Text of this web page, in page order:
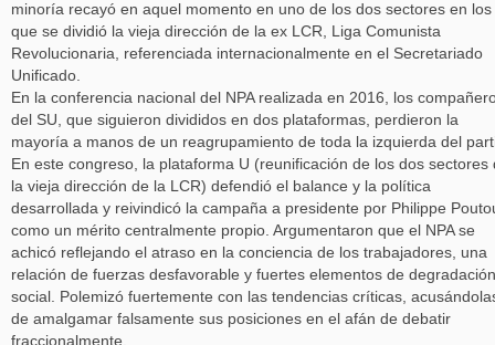
minoría recayó en aquel momento en uno de los dos sectores en los
que se dividió la vieja dirección de la ex LCR, Liga Comunista
Revolucionaria, referenciada internacionalmente en el Secretariado
Unificado.
En la conferencia nacional del NPA realizada en 2016, los
del SU, que siguieron divididos en dos plataformas, perdieron la
mayoría a manos de un reagrupamiento de toda la izquierda del
En este congreso, la plataforma U (reunificación de los dos sectores
la vieja dirección de la LCR) defendió el balance y la política
desarrollada y reivindicó la campaña a presidente por Philippe
como un mérito centralmente propio. Argumentaron que el NPA se
achicó reflejando el atraso en la conciencia de los trabajadores, una
relación de fuerzas desfavorable y fuertes elementos de degradación
social. Polemizó fuertemente con las tendencias críticas,
de amalgamar falsamente sus posiciones en el afán de debatir
fraccionalmente.